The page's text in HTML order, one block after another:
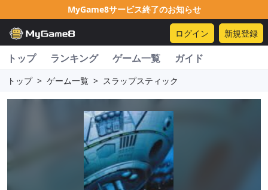
MyGame8サービス終了のお知らせ
ログイン 新規登録
トップ ランキング ゲーム一覧 ガイド
トップ > ゲーム一覧 > スラップスティック